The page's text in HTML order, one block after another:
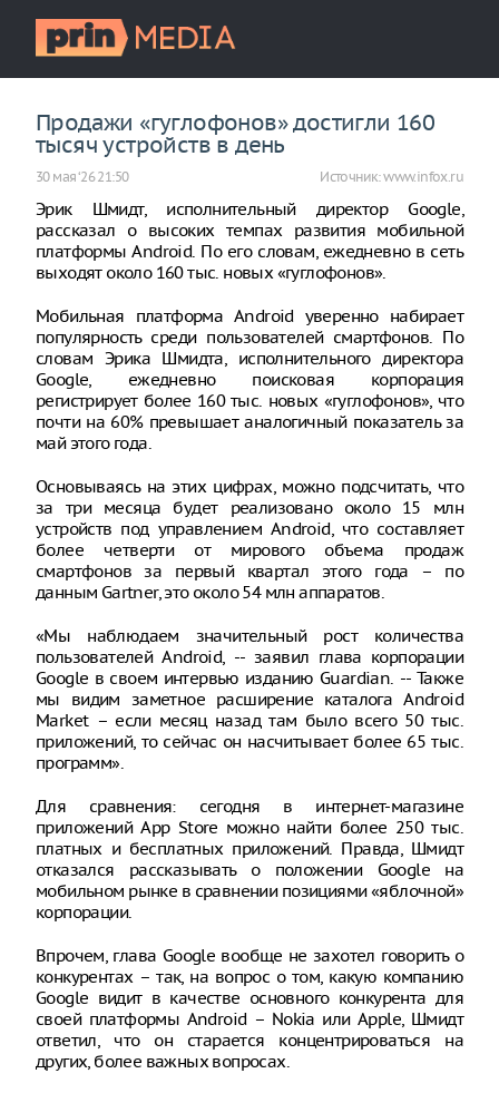
Продажи «гуглофонов» достигли 160
тысяч устройств в день
30 мая ‘26 21:50 Источник:www.infox.ru
Эрик Шмидт, исполнительный директор Google,
рассказал о высоких темпах развития мобильной
платформы Android. По его словам, ежедневно в сеть
выходят около 160 тыс. новых «гуглофонов».
Мобильная платформа Android уверенно набирает
популярность среди пользователей смартфонов. По
словам Эрика Шмидта, исполнительного директора
Google, ежедневно поисковая корпорация
регистрирует более 160 тыс. новых «гуглофонов», что
почти на 60% превышает аналогичный показатель за
май этого года.
Основываясь на этих цифрах, можно подсчитать, что
за три месяца будет реализовано около 15 млн
устройств под управлением Android, что составляет
более четверти от мирового объема продаж
смартфонов за первый квартал этого года – по
данным Gartner, это около 54 млн аппаратов.
«Мы наблюдаем значительный рост количества
пользователей Android, -- заявил глава корпорации
Google в своем интервью изданию Guardian. -- Также
мы видим заметное расширение каталога Android
Market – если месяц назад там было всего 50 тыс.
приложений, то сейчас он насчитывает более 65 тыс.
программ».
Для сравнения: сегодня в интернет-магазине
приложений App Store можно найти более 250 тыс.
платных и бесплатных приложений. Правда, Шмидт
отказался рассказывать о положении Google на
мобильном рынке в сравнении позициями «яблочной»
корпорации.
Впрочем, глава Google вообще не захотел говорить о
конкурентах – так, на вопрос о том, какую компанию
Google видит в качестве основного конкурента для
своей платформы Android – Nokia или Apple, Шмидт
ответил, что он старается концентрироваться на
других, более важных вопросах.